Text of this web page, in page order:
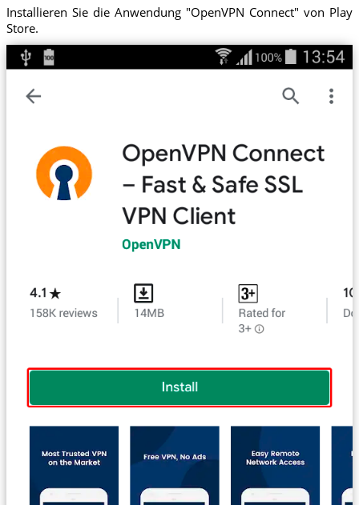
Installieren Sie die Anwendung "OpenVPN Connect" von Play
Store.